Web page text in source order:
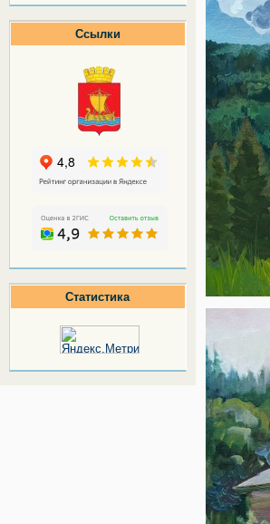
Ссылки
Статистика